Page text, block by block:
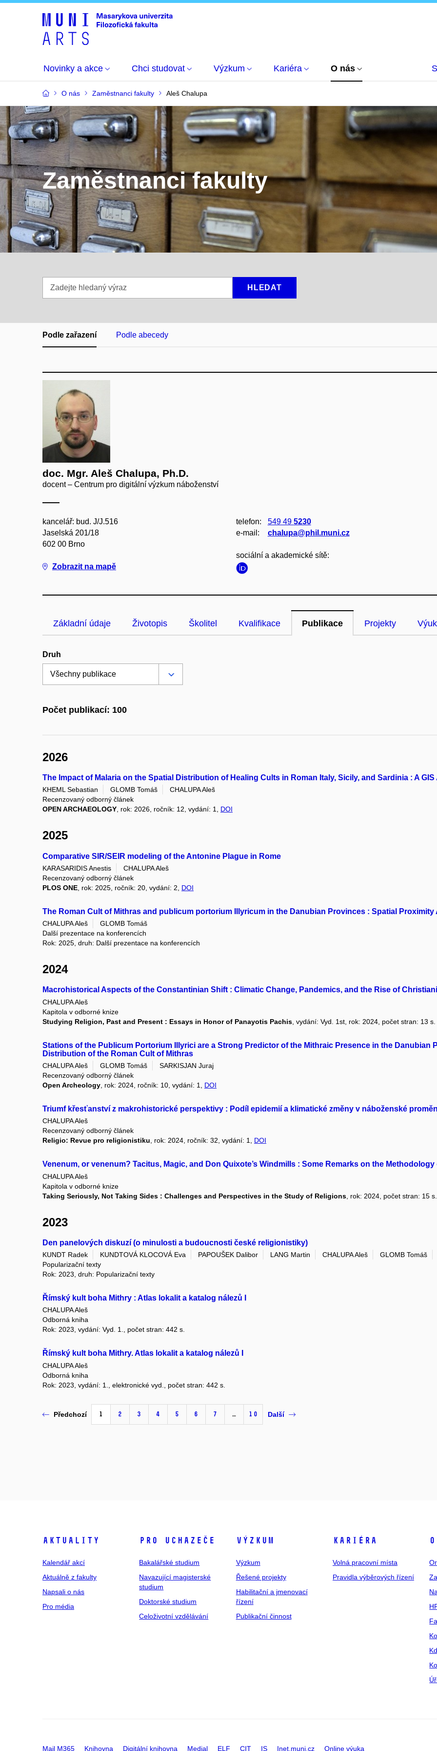
Novinky a akce Chci studovat Výzkum Kariéra O nás
O nás Zaměstnanci fakulty Aleš Chalupa
Zaměstnanci fakulty
hledaný
HLEDAT
Podle zařazení Podle abecedy
doc. Mgr. Aleš Chalupa, Ph.D.
docent – Centrum pro digitální výzkum náboženství
kancelář: bud. J/J.516
Jaselská 201/18
602 00 Brno
Zobrazit na mapě
telefon: 549 49 5230
e‑mail:
chalupa@phil.muni.cz
sociální a akademické sítě:
Základní údaje Životopis Školitel Kvalifikace Publikace Projekty
Druh
Počet publikací: 100
2026
The Impact of Malaria on the Spatial Distribution of Healing Cults in Roman Italy, Sicily, and Sardinia : A
KHEML Sebastian GLOMB Tomáš
CHALUPA Aleš
Recenzovaný odborný článek
OPEN ARCHAEOLOGY, rok: 2026, ročník: 12, vydání: 1, DOI
2025
Comparative SIR/SEIR modeling of the Antonine Plague in Rome
KARASARIDIS Anestis
CHALUPA Aleš
Recenzovaný odborný článek
PLOS ONE , rok: 2025, ročník: 20, vydání: 2, DOI
The Roman Cult of Mithras and publicum portorium Illyricum in the Danubian Provinces : Spatial Proximity
CHALUPA Aleš
GLOMB Tomáš
Další prezentace na konferencích
Rok: 2025, druh: Další prezentace na konferencích
2024
Macrohistorical Aspects of the Constantinian Shift : Climatic Change, Pandemics, and the Rise of
CHALUPA Aleš
Kapitola v odborné knize
Studying Religion, Past and Present : Essays in Honor of Panayotis Pachis , vydání: Vyd. 1st, rok: 2024, počet stran: 13 s.
Stations of the Publicum Portorium Illyrici are a Strong Predictor of the Mithraic Presence in the Danubian
Distribution of the Roman Cult of Mithras
CHALUPA Aleš GLOMB Tomáš
SARKISJAN Juraj
Recenzovaný odborný článek
Open Archeology , rok: 2024, ročník: 10, vydání: 1, DOI
Triumf křesťanství z makrohistorické perspektivy : Podíl epidemií a klimatické změny v náboženské
CHALUPA Aleš
Recenzovaný odborný článek
Religio: Revue pro religionistiku, rok: 2024, ročník: 32, vydání: 1, DOI
Venenum, or venenum? Tacitus, Magic, and Don Quixote’s Windmills : Some Remarks on the
CHALUPA Aleš
Kapitola v odborné knize
Taking Seriously, Not Taking Sides : Challenges and Perspectives in the Study of Religions , rok: 2024, počet stran: 15
2023
Den panelových diskuzí (o minulosti a budoucnosti české religionistiky)
KUNDT Radek KUNDTOVÁ KLOCOVÁ Eva PAPOUŠEK Dalibor LANG Martin CHALUPA Aleš
GLOMB Tomáš
Popularizační texty
Rok: 2023, druh: Popularizační texty
Římský kult boha Mithry : Atlas lokalit a katalog nálezů I
CHALUPA Aleš
Odborná kniha
Rok: 2023, vydání: Vyd. 1., počet stran: 442 s.
Římský kult boha Mithry. Atlas lokalit a katalog nálezů I
CHALUPA Aleš
Odborná kniha
Rok: 2023, vydání: 1., elektronické vyd., počet stran: 442 s.
Předchozí 1 2 3 4 5 6 7 … 10 Další
Aktuality
Kalendář akcí
Aktuálně z fakulty
Napsali o nás
Pro média
Pro uchazeče
Bakalářské studium
Navazující magisterské
studium
Doktorské studium
Celoživotní vzdělávání
Výzkum
Výzkum
Řešené projekty
Habilitační a jmenovací
řízení
Publikační činnost
Kariéra
Volná pracovní místa
Pravidla výběrových řízení
Mail M365 Knihovna Digitální knihovna Medial ELF CIT IS Inet.muni.cz Online výuka